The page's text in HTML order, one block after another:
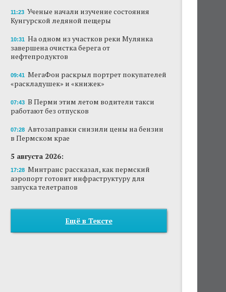
11:23 Ученые начали изучение состояния
Кунгурской ледяной пещеры
10:31 На одном из участков реки Мулянка
завершена очистка берега от
нефтепродуктов
09:41 МегаФон раскрыл портрет покупателей
«раскладушек» и «книжек»
07:43 В Перми этим летом водители такси
работают без отпусков
07:28 Автозаправки снизили цены на бензин
в Пермском крае
5 августа 2026:
17:28 Минтранс рассказал, как пермский
аэропорт готовит инфраструктуру для
запуска телетрапов
Ещё в Тексте